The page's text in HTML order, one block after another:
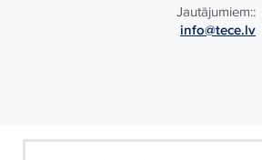
Jautājumiem::
info@tece.lv